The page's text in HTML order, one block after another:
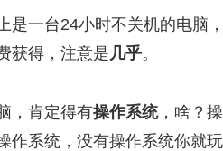
是一台24小时不关机的电脑
获得，注意是几乎。
，肯定得有操作系统，啥？
作系统，没有操作系统你就